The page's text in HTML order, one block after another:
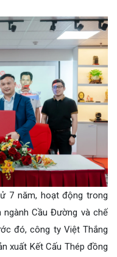
7 năm, hoạt động trong
Cầu Đường và chế
đó, công ty Việt Thắng
xuất Kết Cấu Thép đồng